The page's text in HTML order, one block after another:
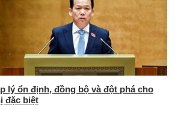
lý ổn định, đồng bộ và đột phá cho
đặc biệt